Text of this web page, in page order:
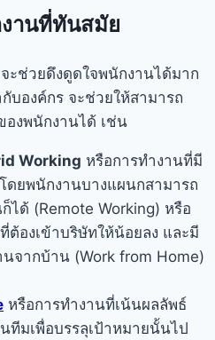
านที่ทันสมัย
ะช่วยดึงดูดใจพนักงานได้มาก
บองค์กร จะช่วยให้สามารถ
องพนักงานได้ เช่น
Working หรือการทำงานที่มี
ยพนักงานบางแผนกสามารถ
ได้ (Remote Working) หรือ
องเข้าบริษัทให้น้อยลง และมี
จากบ้าน (Work from Home)
หรือการทำงานที่เน้นผลลัพธ์
ทีมเพื่อบรรลุเป้าหมายนั้นไป